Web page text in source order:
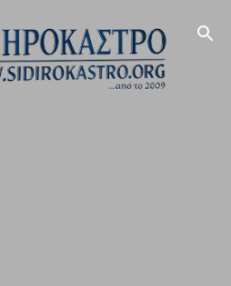
κύριο περιεχόμενο